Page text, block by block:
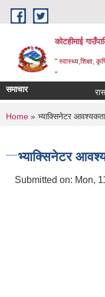
Skip to main content
कोटहीमाई
" स्वास्थ्य,शिक्षा,
"
समाचार
You are
Home » भ्याक्सिनेटर आवश्यकता
भ्याक्सिनेटर
Submitted on: Mon,